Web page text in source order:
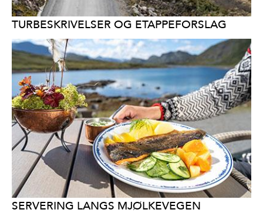
TURBESKRIVELSER OG ETAPPEFORSLAG
SERVERING LANGS MJØLKEVEGEN